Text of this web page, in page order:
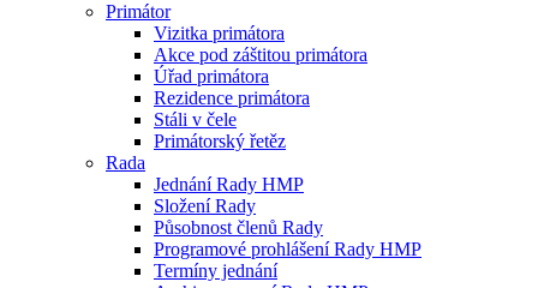
Primátor
Vizitka primátora
Akce pod záštitou primátora
Úřad primátora
Rezidence primátora
Stáli v čele
Primátorský řetěz
Rada
Jednání Rady HMP
Složení Rady
Působnost členů Rady
Programové prohlášení Rady HMP
Termíny jednání